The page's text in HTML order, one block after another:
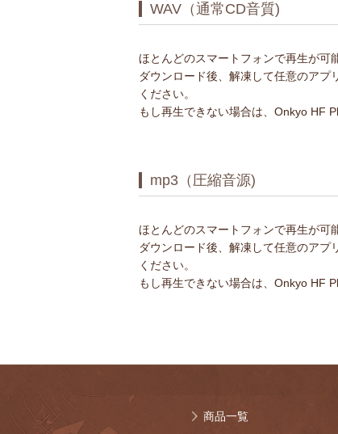
WAV（通常CD音質)
ほとんどのスマートフォンで再生が可
ダウンロード後、解凍して任意のア
ください。
もし再生できない場合は、Onkyo HF
mp3（圧縮音源)
ほとんどのスマートフォンで再生が可
ダウンロード後、解凍して任意のア
ください。
もし再生できない場合は、Onkyo HF
商品一覧